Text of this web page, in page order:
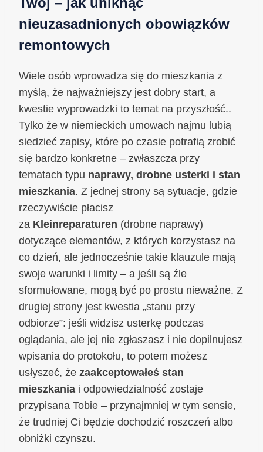
nieuzasadnionych obowiązków
remontowych
Wiele osób wprowadza się do mieszkania z
myślą, że najważniejszy jest dobry start, a
kwestie wyprowadzki to temat na przyszłość..
Tylko że w niemieckich umowach najmu lubią
siedzieć zapisy, które po czasie potrafią zrobić
się bardzo konkretne – zwłaszcza przy
tematach typu naprawy, drobne usterki i stan
mieszkania. Z jednej strony są sytuacje, gdzie
rzeczywiście płacisz
za Kleinreparaturen (drobne naprawy)
dotyczące elementów, z których korzystasz na
co dzień, ale jednocześnie takie klauzule mają
swoje warunki i limity – a jeśli są źle
sformułowane, mogą być po prostu nieważne. Z
drugiej strony jest kwestia „stanu przy
odbiorze”: jeśli widzisz usterkę podczas
oglądania, ale jej nie zgłaszasz i nie dopilnujesz
wpisania do protokołu, to potem możesz
usłyszeć, że zaakceptowałeś stan
mieszkania i odpowiedzialność zostaje
przypisana Tobie – przynajmniej w tym sensie,
że trudniej Ci będzie dochodzić roszczeń albo
obniżki czynszu.